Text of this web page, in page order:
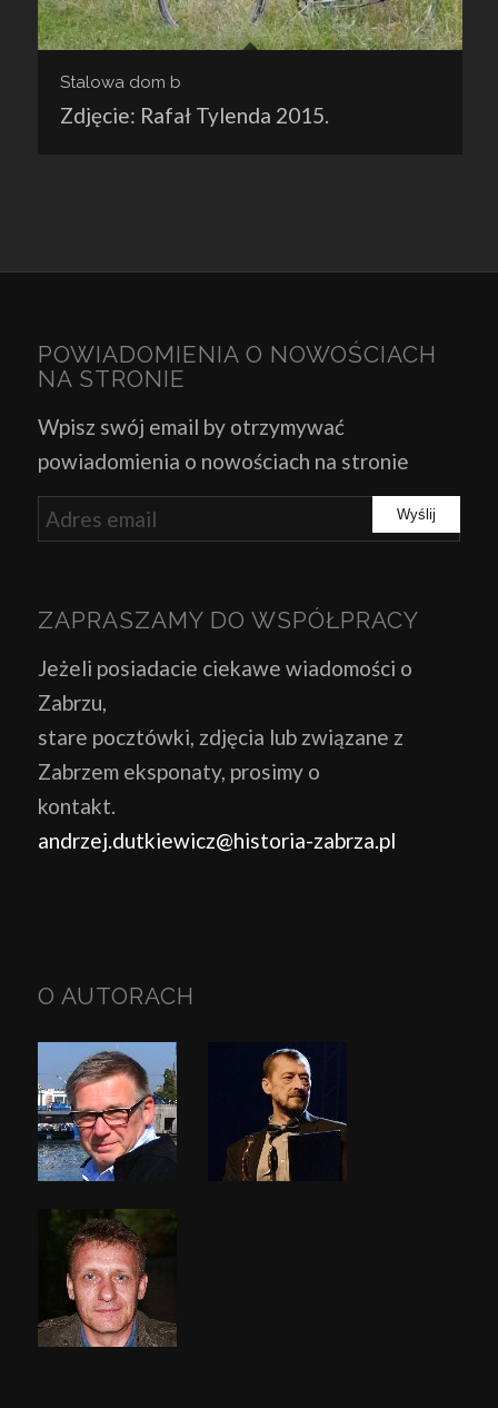
Stalowa dom b
Zdjęcie: Rafał Tylenda 2015.
POWIADOMIENIA O NOWOŚCIACH
NA STRONIE
Wpisz swój email by otrzymywać
powiadomienia o nowościach na stronie
ZAPRASZAMY DO WSPÓŁPRACY
Jeżeli posiadacie ciekawe wiadomości o
Zabrzu,
stare pocztówki, zdjęcia lub związane z
Zabrzem eksponaty, prosimy o
kontakt.
andrzej.dutkiewicz@historia-zabrza.pl
O AUTORACH